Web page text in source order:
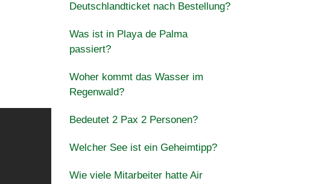
Deutschlandticket nach Bestellung?
Was ist in Playa de Palma
passiert?
Woher kommt das Wasser im
Regenwald?
Bedeutet 2 Pax 2 Personen?
Welcher See ist ein Geheimtipp?
Wie viele Mitarbeiter hatte Air